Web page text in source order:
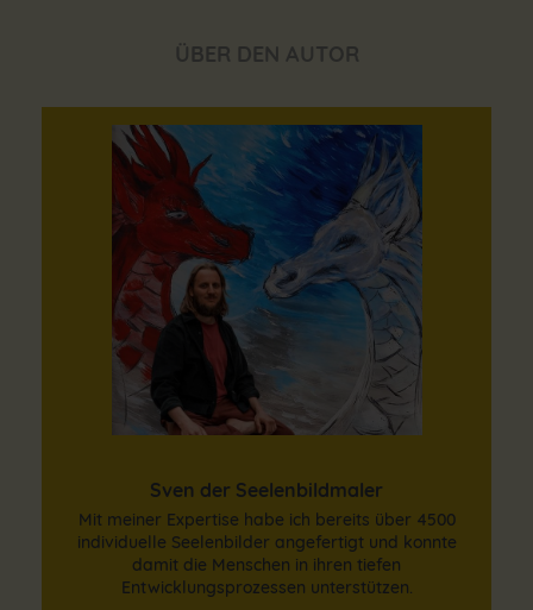
ÜBER DEN AUTOR
Sven der Seelenbildmaler
Mit meiner Expertise habe ich bereits über 4500
individuelle Seelenbilder angefertigt und konnte
damit die Menschen in ihren tiefen
Entwicklungsprozessen unterstützen.